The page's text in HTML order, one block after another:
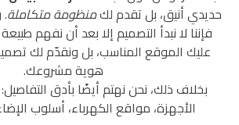
حديدي أنيق، بل تقدم لكمنظومة متكاملة.
فإننا لا نبدأ التصميم إلا بعد أن نفهم
عليك الموقع المناسب، بل ونقدّم لك
هوية مشروعك.
بخلاف ذلك، نحن نهتم أيضًا بأدق التفاصيل:
الأجهزة، مواقع الكهرباء، أسلوب